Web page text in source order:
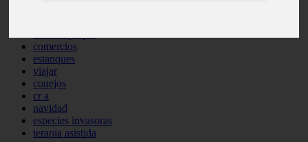
comercios
estanques
viajar
conejos
cr a
navidad
especies invasoras
terapia asistida